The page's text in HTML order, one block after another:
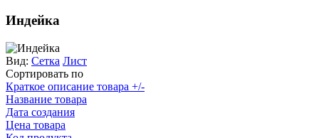
Индейка
Вид: Сетка Лист
Сортировать по
Краткое описание товара +/-
Название товара
Дата создания
Цена товара